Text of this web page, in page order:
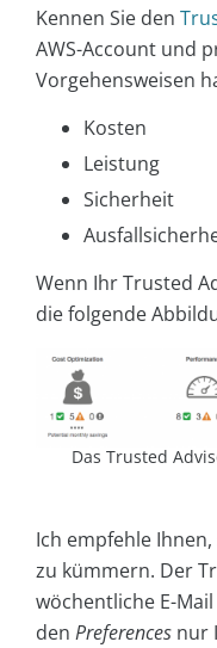
Kennen Sie den
AWS-Account und
Vorgehensweisen
Kosten
Leistung
Sicherheit
Wenn Ihr Trusted
die folgende
Das Trusted
Ich empfehle
zu kümmern. Der
wöchentliche E-
den Preferences nur